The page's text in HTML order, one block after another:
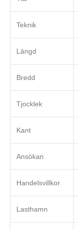
Teknik
Längd
Bredd
Tjocklek
Kant
Ansökan
Handelsvillkor
Lasthamn